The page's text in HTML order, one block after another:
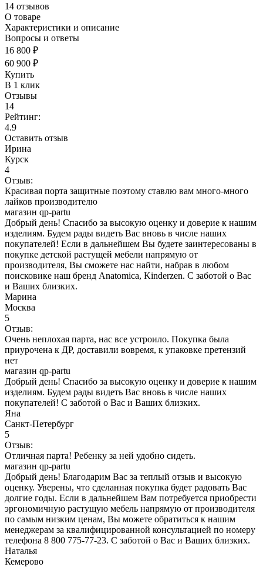
14 отзывов
О товаре
Характеристики и описание
Вопросы и ответы
16 800 ₽
60 900 ₽
Купить
В 1 клик
Отзывы
14
Рейтинг:
4.9
Оставить отзыв
Ирина
Курск
4
Отзыв:
Красивая порта защитные поэтому ставлю вам много-много
лайков производителю
магазин qp-partu
Добрый день! Спасибо за высокую оценку и доверие к нашим
изделиям. Будем рады видеть Вас вновь в числе наших
покупателей! Если в дальнейшем Вы будете заинтересованы в
покупке детской растущей мебели напрямую от
производителя, Вы сможете нас найти, набрав в любом
поисковике наш бренд Anatomica, Kinderzen. С заботой о Вас
и Ваших близких.
Марина
Москва
5
Отзыв:
Очень неплохая парта, нас все устроило. Покупка была
приурочена к ДР, доставили вовремя, к упаковке претензий
нет
магазин qp-partu
Добрый день! Спасибо за высокую оценку и доверие к нашим
изделиям. Будем рады видеть Вас вновь в числе наших
покупателей! С заботой о Вас и Ваших близких.
Яна
Санкт-Петербург
5
Отзыв:
Отличная парта! Ребенку за ней удобно сидеть.
магазин qp-partu
Добрый день! Благодарим Вас за теплый отзыв и высокую
оценку. Уверены, что сделанная покупка будет радовать Вас
долгие годы. Если в дальнейшем Вам потребуется приобрести
эргономичную растущую мебель напрямую от производителя
по самым низким ценам, Вы можете обратиться к нашим
менеджерам за квалифицированной консультацией по номеру
телефона 8 800 775-77-23. С заботой о Вас и Ваших близких.
Наталья
Кемерово